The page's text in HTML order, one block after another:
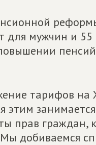
для мужчин и
тарифов на
занимается
прав граждан,
добиваемся